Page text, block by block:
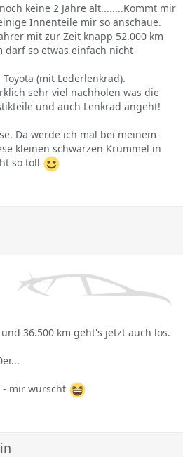
keine 2 Jahre alt........Kommt mir
Innenteile mir so anschaue.
mit zur Zeit knapp 52.000 km
darf so etwas einfach nicht
(mit Lederlenkrad).
sehr viel nachholen was die
und auch Lenkrad angeht!
Da werde ich mal bei meinem
kleinen schwarzen Krümmel in
so toll
36.500 km geht's jetzt auch los.
- mir wurscht